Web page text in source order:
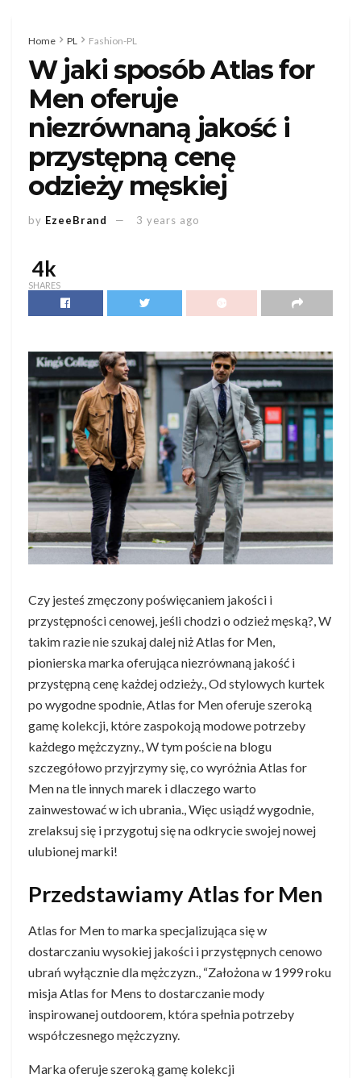
Home PL Fashion-PL
W jaki sposób Atlas for
Men oferuje
niezrównaną jakość i
przystępną cenę
odzieży męskiej
by EzeeBrand 3 years ago
4k
SHARES
Czy jesteś zmęczony poświęcaniem jakości i
przystępności cenowej, jeśli chodzi o odzież męską?, W
takim razie nie szukaj dalej niż Atlas for Men,
pionierska marka oferująca niezrównaną jakość i
przystępną cenę każdej odzieży., Od stylowych kurtek
po wygodne spodnie, Atlas for Men oferuje szeroką
gamę kolekcji, które zaspokoją modowe potrzeby
każdego mężczyzny., W tym poście na blogu
szczegółowo przyjrzymy się, co wyróżnia Atlas for
Men na tle innych marek i dlaczego warto
zainwestować w ich ubrania., Więc usiądź wygodnie,
zrelaksuj się i przygotuj się na odkrycie swojej nowej
ulubionej marki!
Przedstawiamy Atlas for Men
Atlas for Men to marka specjalizująca się w
dostarczaniu wysokiej jakości i przystępnych cenowo
ubrań wyłącznie dla mężczyzn., “Założona w 1999 roku
misja Atlas for Mens to dostarczanie mody
inspirowanej outdoorem, która spełnia potrzeby
współczesnego mężczyzny.
Marka oferuje szeroką gamę kolekcji